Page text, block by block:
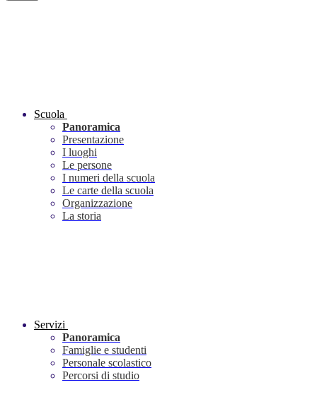
Scuola
Panoramica
Presentazione
I luoghi
Le persone
I numeri della scuola
Le carte della scuola
Organizzazione
La storia
Servizi
Panoramica
Famiglie e studenti
Personale scolastico
Percorsi di studio